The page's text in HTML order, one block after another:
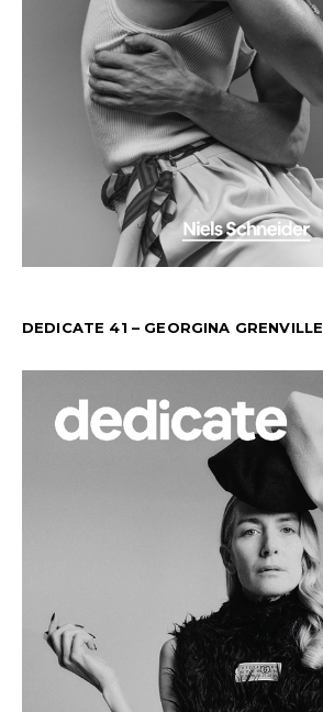
DEDICATE 41 – GEORGINA GRENVILLE